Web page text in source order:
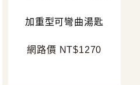
加重型可彎曲湯匙
網路價 NT$1270